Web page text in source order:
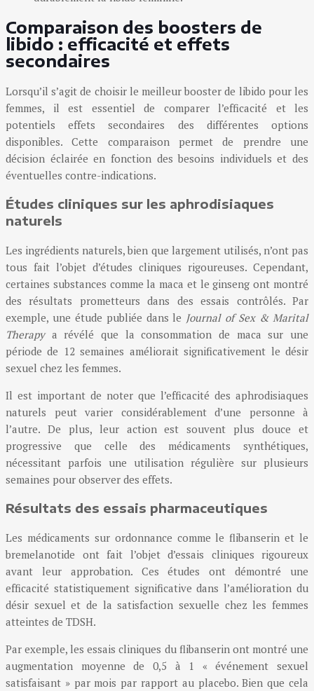
Comparaison des boosters de
libido : efficacité et effets
secondaires
Lorsqu’il s’agit de choisir le meilleur booster de libido pour les
femmes, il est essentiel de comparer l’efficacité et les
potentiels effets secondaires des différentes options
disponibles. Cette comparaison permet de prendre une
décision éclairée en fonction des besoins individuels et des
éventuelles contre-indications.
Études cliniques sur les aphrodisiaques
naturels
Les ingrédients naturels, bien que largement utilisés, n’ont pas
tous fait l’objet d’études cliniques rigoureuses. Cependant,
certaines substances comme la maca et le ginseng ont montré
des résultats prometteurs dans des essais contrôlés. Par
exemple, une étude publiée dans le Journal of Sex & Marital
Therapya révélé que la consommation de maca sur une
période de 12 semaines améliorait significativement le désir
sexuel chez les femmes.
Il est important de noter que l’efficacité des aphrodisiaques
naturels peut varier considérablement d’une personne à
l’autre. De plus, leur action est souvent plus douce et
progressive que celle des médicaments synthétiques,
nécessitant parfois une utilisation régulière sur plusieurs
semaines pour observer des effets.
Résultats des essais pharmaceutiques
Les médicaments sur ordonnance comme le flibanserin et le
bremelanotide ont fait l’objet d’essais cliniques rigoureux
avant leur approbation. Ces études ont démontré une
efficacité statistiquement significative dans l’amélioration du
désir sexuel et de la satisfaction sexuelle chez les femmes
atteintes de TDSH.
Par exemple, les essais cliniques du flibanserin ont montré une
augmentation moyenne de 0,5 à 1 « événement sexuel
satisfaisant » par mois par rapport au placebo. Bien que cela